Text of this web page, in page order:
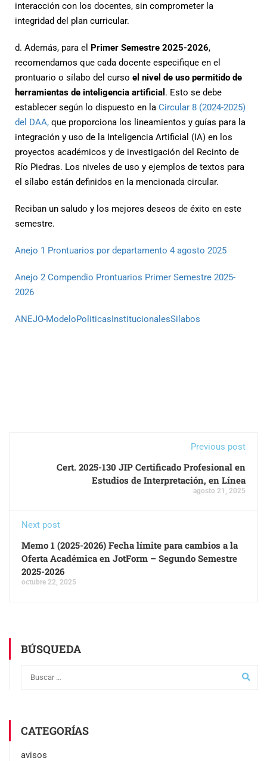
interacción con los docentes, sin comprometer la
integridad del plan curricular.
d. Además, para el Primer Semestre 2025-2026,
recomendamos que cada docente especifique en el
prontuario o sílabo del curso el nivel de uso permitido de
herramientas de inteligencia artificial . Esto se debe
establecer según lo dispuesto en la Circular 8 (2024-2025)
del DAA, que proporciona los lineamientos y guías para la
integración y uso de la Inteligencia Artificial (IA) en los
proyectos académicos y de investigación del Recinto de
Río Piedras. Los niveles de uso y ejemplos de textos para
el sílabo están definidos en la mencionada circular.
Reciban un saludo y los mejores deseos de éxito en este
semestre.
Anejo 1 Prontuarios por departamento 4 agosto 2025
Anejo 2 Compendio Prontuarios Primer Semestre 2025-
2026
ANEJO-ModeloPoliticasInstitucionalesSilabos
Previous post
Cert. 2025-130 JIP Certificado Profesional en
Estudios de Interpretación, en Línea
agosto 21, 2025
Next post
Memo 1 (2025-2026) Fecha límite para cambios a la
Oferta Académica en JotForm – Segundo Semestre
2025-2026
octubre 22, 2025
BÚSQUEDA
CATEGORÍAS
avisos